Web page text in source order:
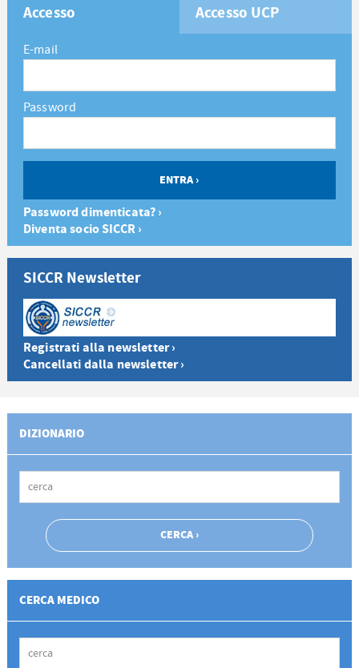
Accesso Accesso UCP
E-mail
Password
Password dimenticata? ›
Diventa socio SICCR ›
SICCR Newsletter
Registrati alla newsletter ›
Cancellati dalla newsletter ›
DIZIONARIO
CERCA MEDICO